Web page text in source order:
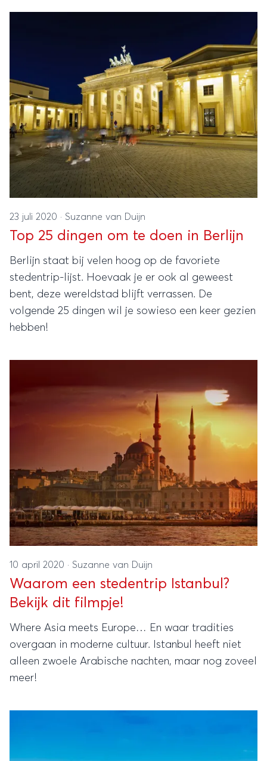
23 juli 2020 · Suzanne van Duijn
Top 25 dingen om te doen in Berlijn
Berlijn staat bij velen hoog op de favoriete
stedentrip-lijst. Hoevaak je er ook al geweest
bent, deze wereldstad blijft verrassen. De
volgende 25 dingen wil je sowieso een keer gezien
hebben!
10 april 2020 · Suzanne van Duijn
Waarom een stedentrip Istanbul?
Bekijk dit filmpje!
Where Asia meets Europe… En waar tradities
overgaan in moderne cultuur. Istanbul heeft niet
alleen zwoele Arabische nachten, maar nog zoveel
meer!